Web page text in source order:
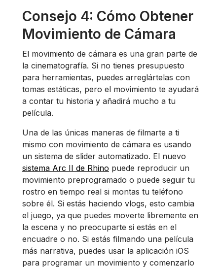
Consejo 4: Cómo Obtener
Movimiento de Cámara
El movimiento de cámara es una gran parte de
la cinematografía. Si no tienes presupuesto
para herramientas, puedes arreglártelas con
tomas estáticas, pero el movimiento te ayudará
a contar tu historia y añadirá mucho a tu
película.
Una de las únicas maneras de filmarte a ti
mismo con movimiento de cámara es usando
un sistema de slider automatizado. El nuevo
sistema Arc II de Rhino puede reproducir un
movimiento preprogramado o puede seguir tu
rostro en tiempo real si montas tu teléfono
sobre él. Si estás haciendo vlogs, esto cambia
el juego, ya que puedes moverte libremente en
la escena y no preocuparte si estás en el
encuadre o no. Si estás filmando una película
más narrativa, puedes usar la aplicación iOS
para programar un movimiento y comenzarlo